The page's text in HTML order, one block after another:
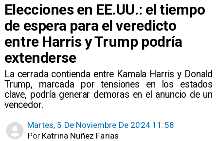
Elecciones en EE.UU.: el tiempo
de espera para el veredicto
entre Harris y Trump podría
extenderse
​La cerrada contienda entre Kamala Harris y Donald
Trump, marcada por tensiones en los estados
clave, podría generar demoras en el anuncio de un
vencedor.
Martes, 5 De Noviembre De 2024 11:58
Katrina Nuñez Farias
Por